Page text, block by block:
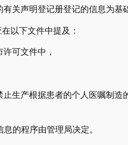
关声明登记册登记的信息为基
以下文件中提及：
可文件中，
生产根据患者的个人医嘱制
的程序由管理局决定。